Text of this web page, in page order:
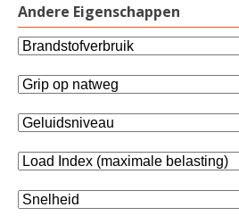
Andere Eigenschappen